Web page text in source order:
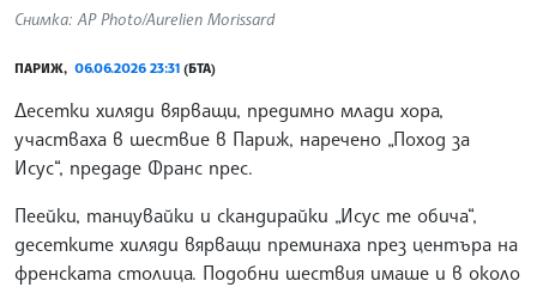
Снимка: AP Photo/Aurelien Morissard
ПАРИЖ, 06.06.2026 23:31 (БТА)
Десетки хиляди вярващи, предимно млади хора,
участваха в шествие в Париж, наречено „Поход за
Исус“, предаде Франс прес.
Пеейки, танцувайки и скандирайки „Исус те обича“,
десетките хиляди вярващи преминаха през центъра на
френската столица. Подобни шествия имаше и в около